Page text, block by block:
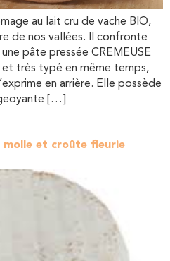
au lait cru de vache BIO,
de nos vallées. Il confronte
pâte pressée CREMEUSE
et très typé en même temps,
en arrière. Elle possède
[…]
molle et croûte fleurie